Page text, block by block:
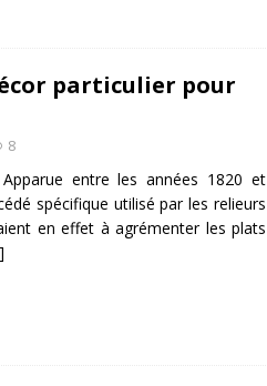
particulier pour
8
entre les années 1820 et
spécifique utilisé par les relieurs
en effet à agrémenter les plats